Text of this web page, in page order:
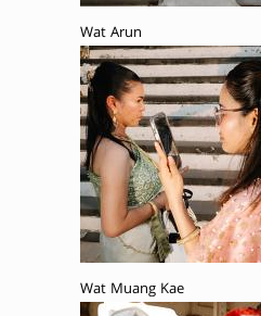
Wat Arun
Wat Muang Kae